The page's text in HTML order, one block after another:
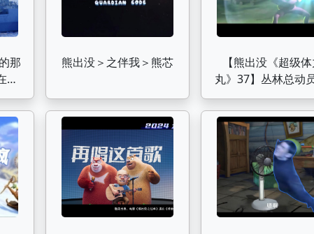
那
中
乌
熊出没＞之伴我＞熊芯
【熊出没《超级
丸》37】丛林总动
版未删